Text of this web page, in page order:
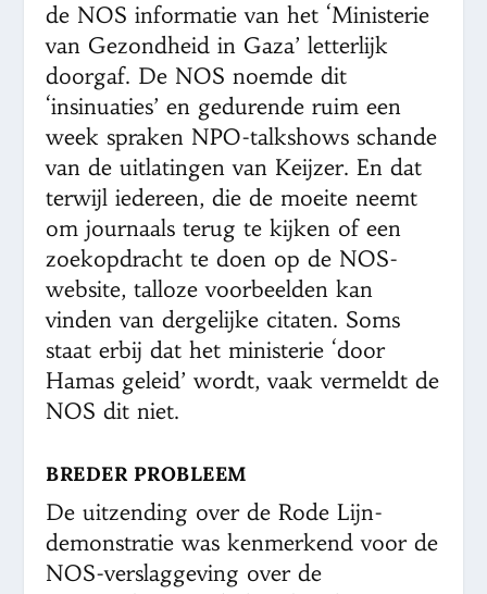
de NOS informatie van het ‘Ministerie
van Gezondheid in Gaza’ letterlijk
doorgaf. De NOS noemde dit
‘insinuaties’ en gedurende ruim een
week spraken NPO-talkshows schande
van de uitlatingen van Keijzer. En dat
terwijl iedereen, die de moeite neemt
om journaals terug te kijken of een
zoekopdracht te doen op de NOS-
website, talloze voorbeelden kan
vinden van dergelijke citaten. Soms
staat erbij dat het ministerie ‘door
Hamas geleid’ wordt, vaak vermeldt de
NOS dit niet.
BREDER PROBLEEM
De uitzending over de Rode Lijn-
demonstratie was kenmerkend voor de
NOS-verslaggeving over de